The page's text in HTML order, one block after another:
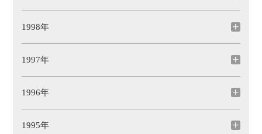
1998年
1997年
1996年
1995年